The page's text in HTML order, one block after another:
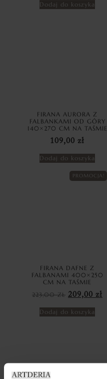
Dodaj do koszyka
FIRANA AURORA Z
FALBANKAMI OD GÓRY
140×270 CM NA TAŚMIE
109,00 zł
Dodaj do koszyka
PROMOCJA!
FIRANA DAFNE Z
FALBANAMI 400×250
CM NA TAŚMIE
223,00ZŁ 209,00 zł
Dodaj do koszyka